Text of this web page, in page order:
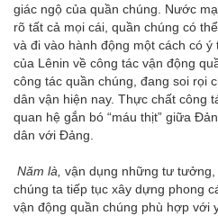
giác ngộ của quần chúng. Nước
rõ tất cả mọi cái, quần chúng có
và đi vào hành động một cách có ý
của Lênin về công tác vận động
công tác quần chúng, đang soi rọi
dân vận hiện nay. Thực chất công
quan hệ gắn bó “máu thịt” giữa
dân với Đảng.
Năm là, vận dụng những tư tưởng,
chúng ta tiếp tục xây dựng phong
vận động quần chúng phù hợp với